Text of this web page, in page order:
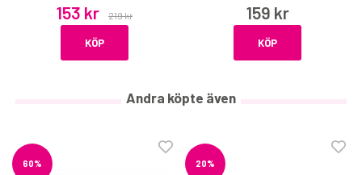
153 kr 219 kr
KÖP
159 kr
KÖP
Andra köpte även
60% 20%